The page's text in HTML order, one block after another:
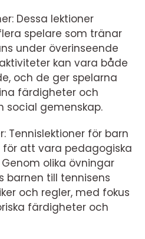
Dessa lektioner
spelare som tränar
under överinseende
kan vara både
och de ger spelarna
färdigheter och
social gemenskap.
Tennislektioner för barn
att vara pedagogiska
olika övningar
barnen till tennisens
och regler, med fokus
färdigheter och